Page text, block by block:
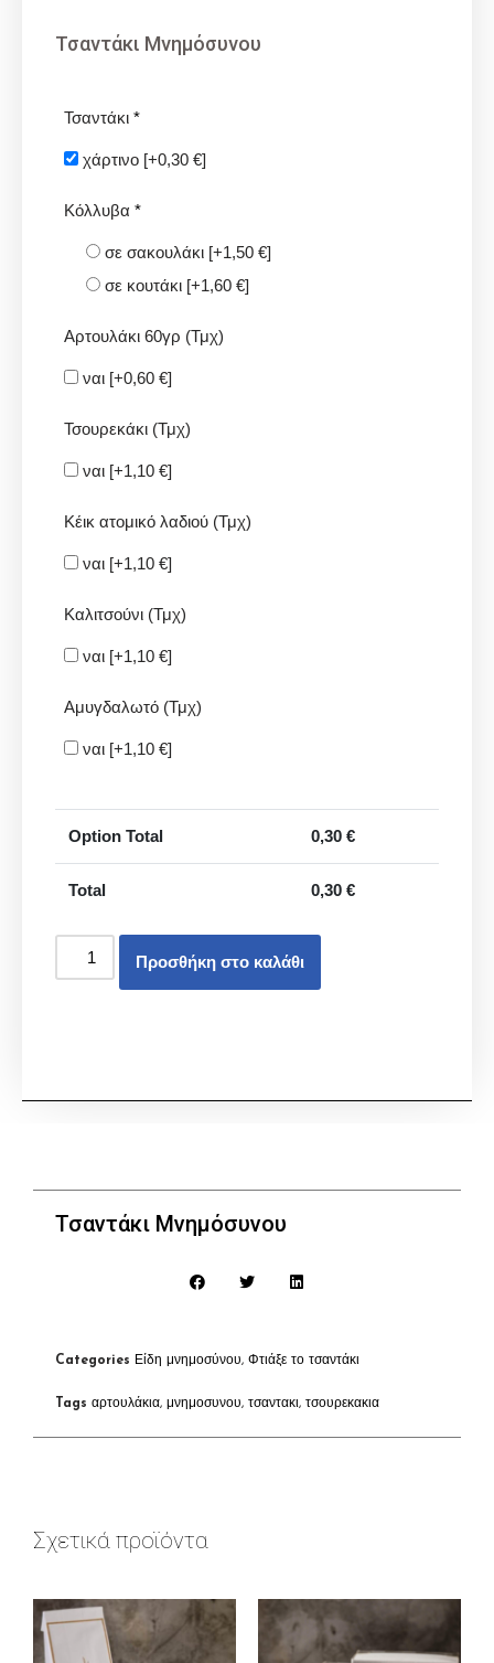
Τσαντάκι Μνημόσυνου
Τσαντάκι *
χάρτινο [+0,30 €]
Κόλλυβα *
σε σακουλάκι [+1,50 €]
σε κουτάκι [+1,60 €]
Αρτουλάκι 60γρ (Τμχ)
ναι [+0,60 €]
Τσουρεκάκι (Τμχ)
ναι [+1,10 €]
Κέικ ατομικό λαδιού (Τμχ)
ναι [+1,10 €]
Καλιτσούνι (Τμχ)
ναι [+1,10 €]
Αμυγδαλωτό (Τμχ)
ναι [+1,10 €]
Option Total 0,30 €
Total 0,30 €
Προσθήκη στο καλάθι
Τσαντάκι Μνημόσυνου
Categories Είδη μνημοσύνου, Φτιάξε το τσαντάκι
Tags αρτουλάκια, μνημοσυνου, τσαντακι, τσουρεκακια
Σχετικά προϊόντα